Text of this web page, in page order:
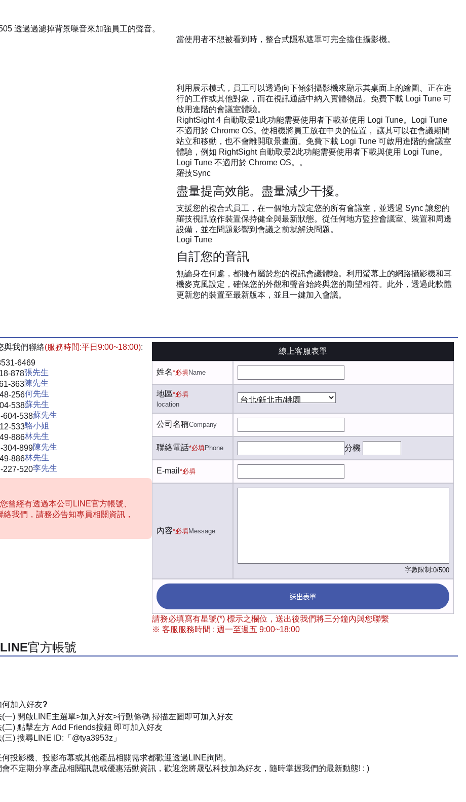
透過過濾掉背景噪音來加強員工的聲音。
當使用者不想被看到時，整合式隱私遮罩可完全擋住攝影機。
利用展示模式，員工可以透過向下傾斜攝影機來顯示其桌面上的繪圖、正在進
行的工作或其他對象，而在視訊通話中納入實體物品。免費下載 Logi Tune 可
啟用進階的會議室體驗。
RightSight 4 自動取景1此功能需要使用者下載並使用 Logi Tune。Logi Tune
不適用於 Chrome OS。使相機將員工放在中央的位置， 讓其可以在會議期間
站立和移動，也不會離開取景畫面。免費下載 Logi Tune 可啟用進階的會議室
體驗，例如 RightSight 自動取景2此功能需要使用者下載與使用 Logi Tune。
Logi Tune 不適用於 Chrome OS。。
羅技Sync
盡量提高效能。盡量減少干擾。
支援您的複合式員工，在一個地方設定您的所有會議室，並透過 Sync 讓您的
羅技視訊協作裝置保持健全與最新狀態。從任何地方監控會議室、裝置和周邊
設備，並在問題影響到會議之前就解決問題。
Logi Tune
自訂您的音訊
無論身在何處，都擁有屬於您的視訊會議體驗。利用螢幕上的網路攝影機和耳
機麥克風設定，確保您的外觀和聲音始終與您的期望相符。此外，透過此軟體
更新您的裝置至最新版本，並且一鍵加入會議。
與我們聯絡(服務時間:平日9:00~18:00):
6469
878張先生
363陳先生
256何先生
538蘇先生
604-538蘇先生
533駱小姐
886林先生
304-899陳先生
886林先生
227-520李先生
曾經有透過本公司LINE官方帳號、
我們，請務必告知專員相關資訊，
線上客服表單
姓名*必填Name
地區*必填
location
公司名稱Company
聯絡電話*必填Phone 分機
E-mail *必填
內容*必填Message
字數限制:0/500
送出表單
請務必填寫有星號(*) 標示之欄位，送出後我們將三分鐘內與您聯繫
※ 客服服務時間 : 週一至週五 9:00~18:00
官方帳號
加入好友?
(一) 開啟LINE主選單>加入好友>行動條碼 掃描左圖即可加入好友
(二) 點擊左方 Add Friends按鈕 即可加入好友
三) 搜尋LINE ID:「@tya3953z」
何投影機、投影布幕或其他產品相關需求都歡迎透過LINE詢問。
會不定期分享產品相關訊息或優惠活動資訊，歡迎您將晟弘科技加為好友，隨時掌握我們的最新動態! : )